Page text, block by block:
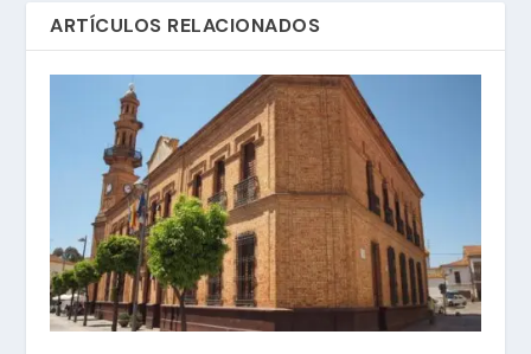
ARTÍCULOS RELACIONADOS